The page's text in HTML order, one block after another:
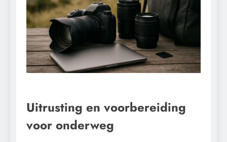
Uitrusting en voorbereiding
voor onderweg